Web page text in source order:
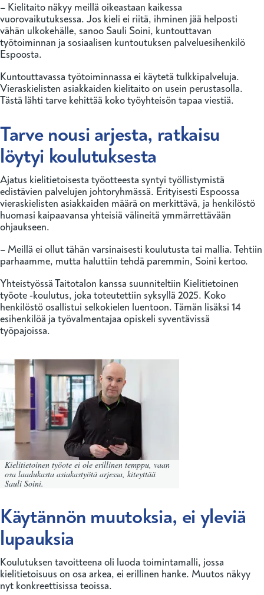
– Kielitaito näkyy meillä oikeastaan kaikessa
vuorovaikutuksessa. Jos kieli ei riitä, ihminen jää helposti
vähän ulkokehälle, sanoo Sauli Soini, kuntouttavan
työtoiminnan ja sosiaalisen kuntoutuksen palveluesihenkilö
Espoosta.
Kuntouttavassa työtoiminnassa ei käytetä tulkkipalveluja.
Vieraskielisten asiakkaiden kielitaito on usein perustasolla.
Tästä lähti tarve kehittää koko työyhteisön tapaa viestiä.
Tarve nousi arjesta, ratkaisu
löytyi koulutuksesta
Ajatus kielitietoisesta työotteesta syntyi työllistymistä
edistävien palvelujen johtoryhmässä. Erityisesti Espoossa
vieraskielisten asiakkaiden määrä on merkittävä, ja henkilöstö
huomasi kaipaavansa yhteisiä välineitä ymmärrettävään
ohjaukseen.
– Meillä ei ollut tähän varsinaisesti koulutusta tai mallia. Tehtiin
parhaamme, mutta haluttiin tehdä paremmin, Soini kertoo.
Yhteistyössä Taitotalon kanssa suunniteltiin Kielitietoinen
työote ‑koulutus, joka toteutettiin syksyllä 2025. Koko
henkilöstö osallistui selkokielen luentoon. Tämän lisäksi 14
esihenkilöä ja työvalmentajaa opiskeli syventävissä
työpajoissa.
Kielitietoinen työote ei ole erillinen temppu, vaan
osa laadukasta asiakastyötä arjessa, kiteyttää
Sauli Soini.
Käytännön muutoksia, ei yleviä
lupauksia
Koulutuksen tavoitteena oli luoda toimintamalli, jossa
kielitietoisuus on osa arkea, ei erillinen hanke. Muutos näkyy
nyt konkreettisissa teoissa.